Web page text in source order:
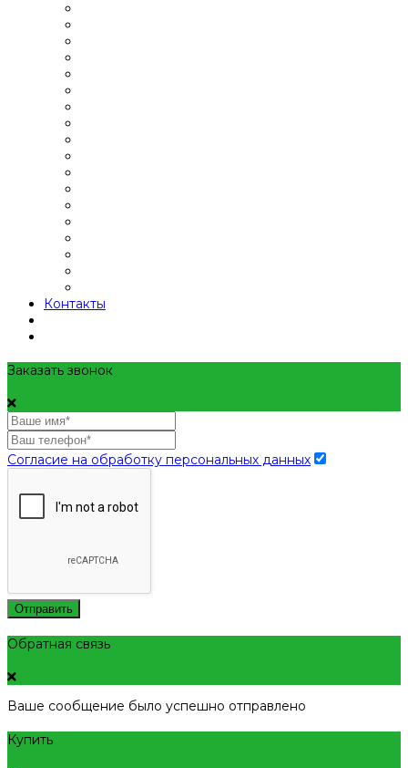
Контакты
Заказать звонок
Согласие на обработку персональных данных
Отправить
Обратная связь
Ваше сообщение было успешно отправлено
Купить